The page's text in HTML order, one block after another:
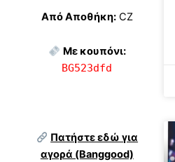
Από Αποθήκη:CZ
Με κουπόνι:
BG523dfd
Πατήστε εδώ για
αγορά (Banggood)